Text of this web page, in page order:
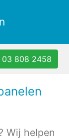
03 808 2458
Wij helpen